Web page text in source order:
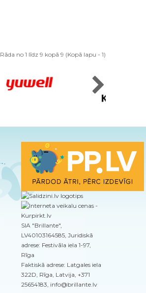
Rāda no 1 līdz 9 kopā 9 (Kopā lapu - 1)
SIA "Brillante",
LV40103164585, Juridiskā
adrese: Festivāla iela 1-97,
Rīga
Faktiskā adrese: Latgales iela
322D, Rīga, Latvija, +371
25654183, info@brillante.lv